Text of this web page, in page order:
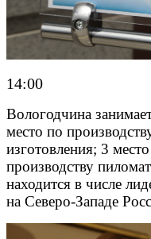
14:00
Вологодчина
место по
изготовления; 3
производству
находится в числе
на Северо-Западе